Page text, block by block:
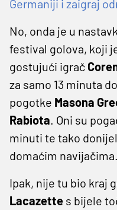
Germaniji i zaigraj
No, onda je u
festival golova, koji
gostujući igrač
za samo 13 minuta
pogotke Masona
Rabiota. Oni su
minuti te tako
domaćim navijačima.
Ipak, nije tu bio kraj
Lacazette s bijele